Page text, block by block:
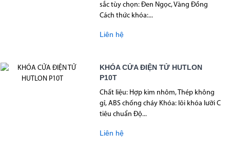
sắc tùy chọn: Đen Ngọc, Vàng Đồng
Cách thức khóa:...
Liên hệ
KHÓA CỬA ĐIỆN TỬ HUTLON
P10T
Chất liệu: Hợp kim nhôm, Thép không
gỉ, ABS chống cháy Khóa: lõi khóa lưỡi C
tiêu chuẩn Độ...
Liên hệ